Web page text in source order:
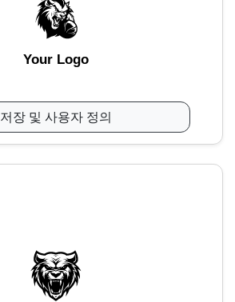
Your Logo
저장 및 사용자 정의